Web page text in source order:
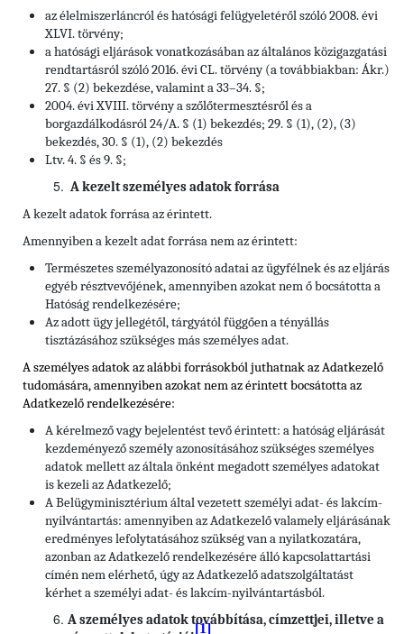
az élelmiszerláncról és hatósági felügyeletéről szóló 2008. évi
XLVI. törvény;
a hatósági eljárások vonatkozásában az általános közigazgatási
rendtartásról szóló 2016. évi CL. törvény (a továbbiakban: Ákr.)
27. § (2) bekezdése, valamint a 33–34. §;
2004. évi XVIII. törvény a szőlőtermesztésről és a
borgazdálkodásról 24/A. § (1) bekezdés; 29. § (1), (2), (3)
bekezdés, 30. § (1), (2) bekezdés
Ltv. 4. § és 9. §;
A kezelt személyes adatok forrása
A kezelt adatok forrása az érintett.
Amennyiben a kezelt adat forrása nem az érintett:
Természetes személyazonosító adatai az ügyfélnek és az eljárás
egyéb résztvevőjének, amennyiben azokat nem ő bocsátotta a
Hatóság rendelkezésére;
Az adott ügy jellegétől, tárgyától függően a tényállás
tisztázásához szükséges más személyes adat.
A személyes adatok az alábbi forrásokból juthatnak az Adatkezelő
tudomására, amennyiben azokat nem az érintett bocsátotta az
Adatkezelő rendelkezésére:
A kérelmező vagy bejelentést tevő érintett: a hatóság eljárását
kezdeményező személy azonosításához szükséges személyes
adatok mellett az általa önként megadott személyes adatokat
is kezeli az Adatkezelő;
A Belügyminisztérium által vezetett személyi adat- és lakcím-
nyilvántartás: amennyiben az Adatkezelő valamely eljárásának
eredményes lefolytatásához szükség van a nyilatkozatára,
azonban az Adatkezelő rendelkezésére álló kapcsolattartási
címén nem elérhető, úgy az Adatkezelő adatszolgáltatást
kérhet a személyi adat- és lakcím-nyilvántartásból.
A személyes adatok továbbítása, címzettjei, illetve a
[1]